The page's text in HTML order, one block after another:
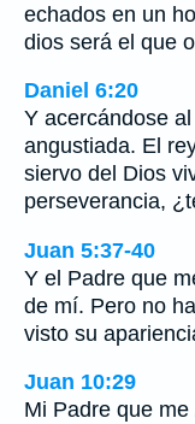
echados en un
dios será el que
Daniel 6:20
Y acercándose
angustiada. El
siervo del Dios
perseverancia,
Juan 5:37-40
Y el Padre que
de mí. Pero no
visto su
Juan 10:29
Mi Padre que me